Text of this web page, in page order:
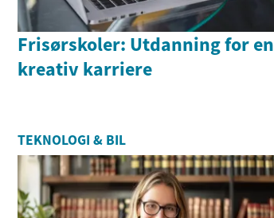
Frisørskoler: Utdanning for en
kreativ karriere
TEKNOLOGI & BIL